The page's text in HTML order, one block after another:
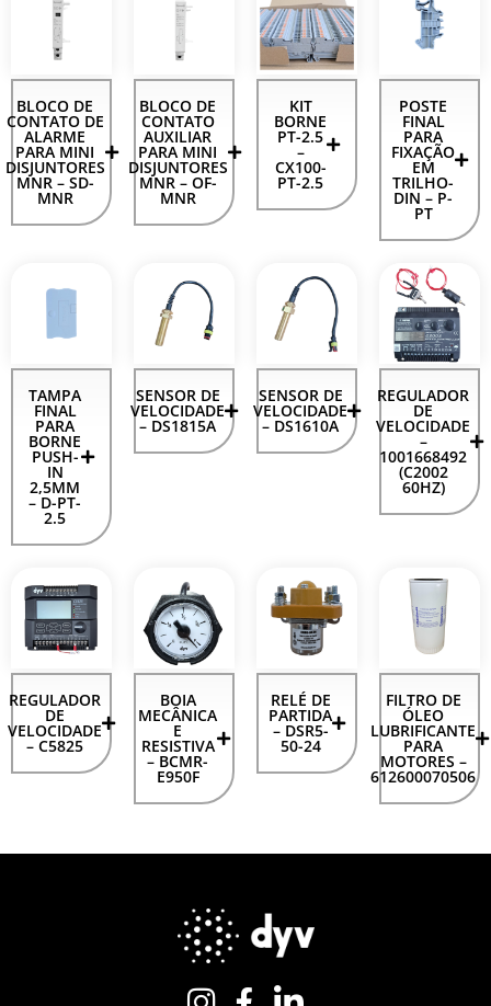
BLOCO DE
CONTATO DE
ALARME
PARA MINI
DISJUNTORES
MNR – SD-
MNR
BLOCO DE
CONTATO
AUXILIAR
PARA MINI
DISJUNTORES
MNR – OF-
MNR
KIT
BORNE
PT-2.5
–
CX100-
PT-2.5
POSTE
FINAL
PARA
FIXAÇÃO
EM
TRILHO-
DIN – P-
PT
TAMPA
FINAL
PARA
BORNE
PUSH-
IN
2,5MM
– D-PT-
2.5
SENSOR DE
VELOCIDADE
– DS1815A
SENSOR DE
VELOCIDADE
– DS1610A
REGULADOR
DE
VELOCIDADE
–
1001668492
(C2002
60HZ)
REGULADOR
DE
VELOCIDADE
– C5825
BOIA
MECÂNICA
E
RESISTIVA
– BCMR-
E950F
RELÉ DE
PARTIDA
– DSR5-
50-24
FILTRO DE
ÓLEO
LUBRIFICANTE
PARA
MOTORES –
612600070506